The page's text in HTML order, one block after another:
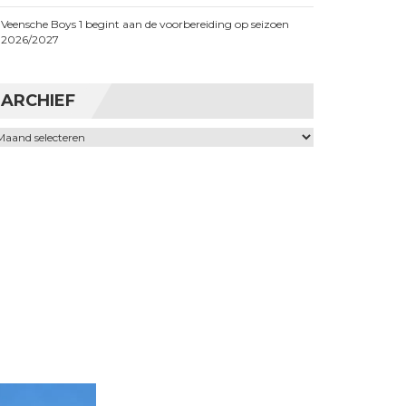
Veensche Boys 1 begint aan de voorbereiding op seizoen
2026/2027
ARCHIEF